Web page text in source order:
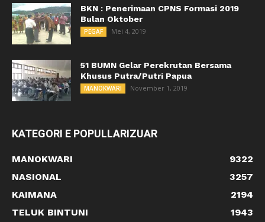
BKN : Penerimaan CPNS Formasi 2019
Bulan Oktober
PEGAF Mei 4, 2019
51 BUMN Gelar Perekrutan Bersama
Khusus Putra/Putri Papua
MANOKWARI November 1, 2019
KATEGORI E POPULLARIZUAR
MANOKWARI
9322
NASIONAL
3257
KAIMANA
2194
TELUK BINTUNI
1943